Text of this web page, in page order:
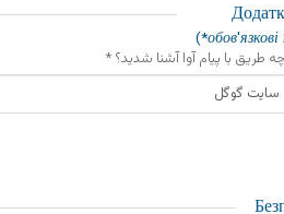
طریق با پیام آوا آشنا شدید؟ *